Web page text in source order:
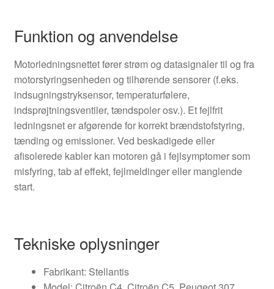
Funktion og anvendelse
Motorledningsnettet fører strøm og datasignaler til og fra
motorstyringsenheden og tilhørende sensorer (f.eks.
indsugningstryksensor, temperaturfølere,
indsprøjtningsventiler, tændspoler osv.). Et fejlfrit
ledningsnet er afgørende for korrekt brændstofstyring,
tænding og emissioner. Ved beskadigede eller
afisolerede kabler kan motoren gå i fejlsymptomer som
misfyring, tab af effekt, fejlmeldinger eller manglende
start.
Tekniske oplysninger
Fabrikant: Stellantis